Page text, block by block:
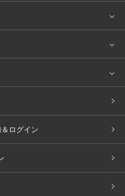
une nana cool
Mens Innerwear
ワコールスタイル
人間科学研究開発センター見
ログイン